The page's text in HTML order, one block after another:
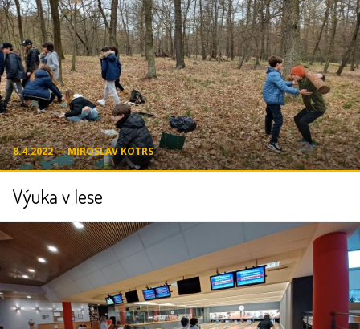
8.4.2022 ― MIROSLAV KOTRS
Výuka v lese